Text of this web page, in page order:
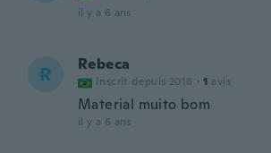
il y a 6 ans
R Rebeca
Inscrit depuis 2018 · 1 avis
Material muito bom
il y a 6 ans